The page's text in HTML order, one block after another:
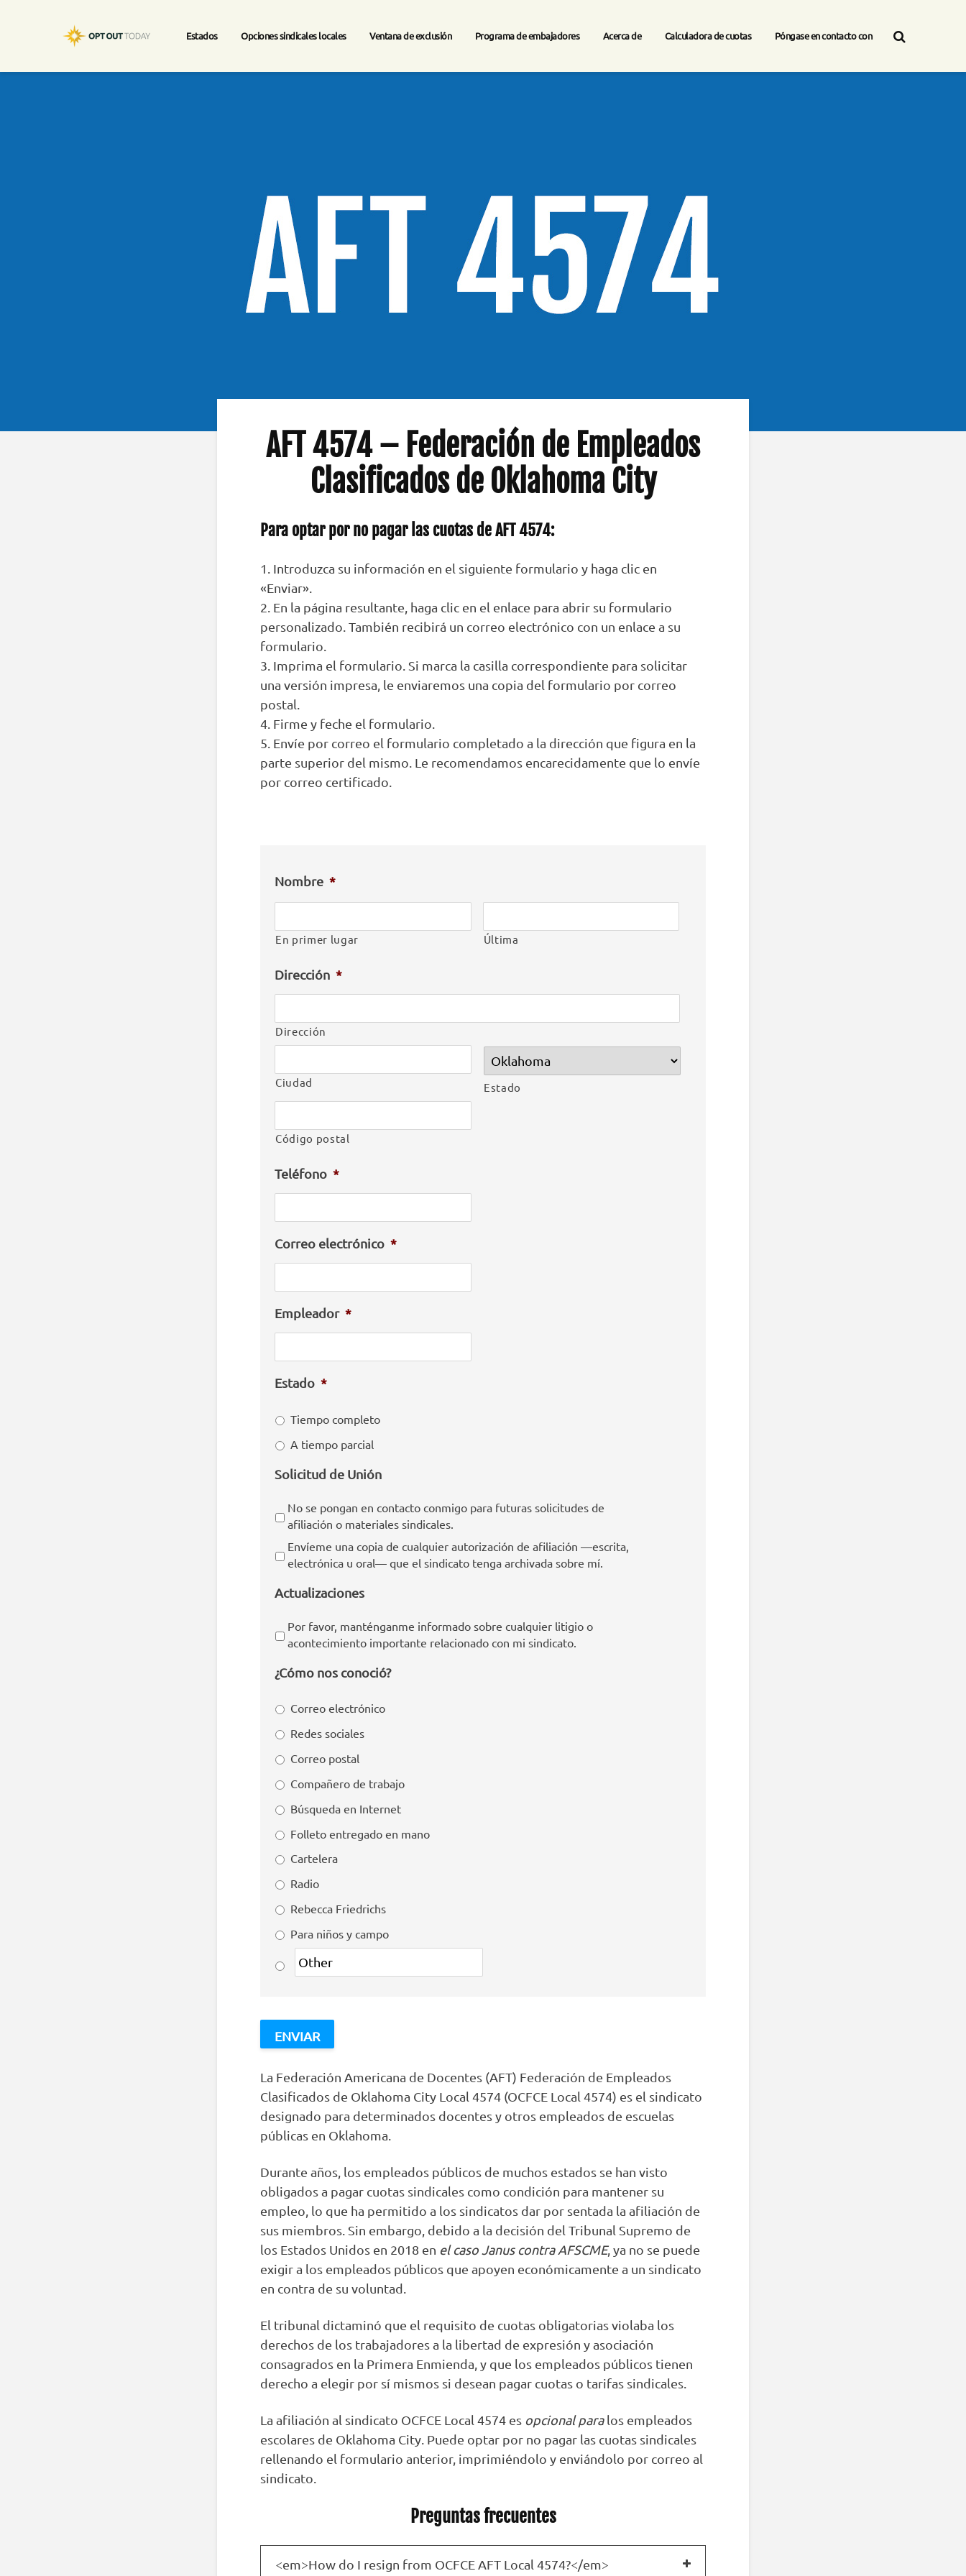
Estados Opciones sindicales locales Ventana de exclusión Programa de embajadores Acerca de Calculadora de cuotas Póngase en contacto con
AFT 4574 – Federación de Empleados
Clasificados de Oklahoma City
Para optar por no pagar las cuotas de AFT 4574:
1. Introduzca su información en el siguiente formulario y haga clic en
«Enviar».
2. En la página resultante, haga clic en el enlace para abrir su formulario
personalizado. También recibirá un correo electrónico con un enlace a su
formulario.
3. Imprima el formulario. Si marca la casilla correspondiente para solicitar
una versión impresa, le enviaremos una copia del formulario por correo
postal.
4. Firme y feche el formulario.
5. Envíe por correo el formulario completado a la dirección que figura en la
parte superior del mismo. Le recomendamos encarecidamente que lo envíe
por correo certificado.
Nombre *
En primer lugar Última
Dirección *
Dirección
Ciudad Estado
Código postal
Teléfono *
Correo electrónico *
Empleador *
Estado *
Tiempo completo
A tiempo parcial
Solicitud de Unión
No se pongan en contacto conmigo para futuras solicitudes de
afiliación o materiales sindicales.
Envíeme una copia de cualquier autorización de afiliación —escrita,
electrónica u oral— que el sindicato tenga archivada sobre mí.
Actualizaciones
Por favor, manténganme informado sobre cualquier litigio o
acontecimiento importante relacionado con mi sindicato.
¿Cómo nos conoció?
Correo electrónico
Redes sociales
Correo postal
Compañero de trabajo
Búsqueda en Internet
Folleto entregado en mano
Cartelera
Radio
Rebecca Friedrichs
Para niños y campo
La Federación Americana de Docentes (AFT) Federación de Empleados
Clasificados de Oklahoma City Local 4574 (OCFCE Local 4574) es el sindicato
designado para determinados docentes y otros empleados de escuelas
públicas en Oklahoma.
Durante años, los empleados públicos de muchos estados se han visto
obligados a pagar cuotas sindicales como condición para mantener su
empleo, lo que ha permitido a los sindicatos dar por sentada la afiliación de
sus miembros. Sin embargo, debido a la decisión del Tribunal Supremo de
los Estados Unidos en 2018 en el caso Janus contra AFSCME, ya no se puede
exigir a los empleados públicos que apoyen económicamente a un sindicato
en contra de su voluntad.
El tribunal dictaminó que el requisito de cuotas obligatorias violaba los
derechos de los trabajadores a la libertad de expresión y asociación
consagrados en la Primera Enmienda, y que los empleados públicos tienen
derecho a elegir por sí mismos si desean pagar cuotas o tarifas sindicales.
La afiliación al sindicato OCFCE Local 4574 es opcional paralos empleados
escolares de Oklahoma City. Puede optar por no pagar las cuotas sindicales
rellenando el formulario anterior, imprimiéndolo y enviándolo por correo al
sindicato.
Preguntas frecuentes
<em>How do I resign from OCFCE AFT Local 4574?</em>